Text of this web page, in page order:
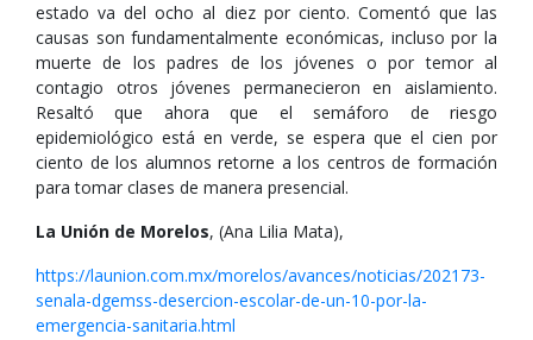
estado va del ocho al diez por ciento. Comentó que las
causas son fundamentalmente económicas, incluso por la
muerte de los padres de los jóvenes o por temor al
contagio otros jóvenes permanecieron en aislamiento.
Resaltó que ahora que el semáforo de riesgo
epidemiológico está en verde, se espera que el cien por
ciento de los alumnos retorne a los centros de formación
para tomar clases de manera presencial.
La Unión de Morelos, (Ana Lilia Mata),
https://launion.com.mx/morelos/avances/noticias/202173-
senala-dgemss-desercion-escolar-de-un-10-por-la-
emergencia-sanitaria.html